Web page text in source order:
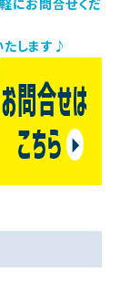
にお問合せくだ
たします♪